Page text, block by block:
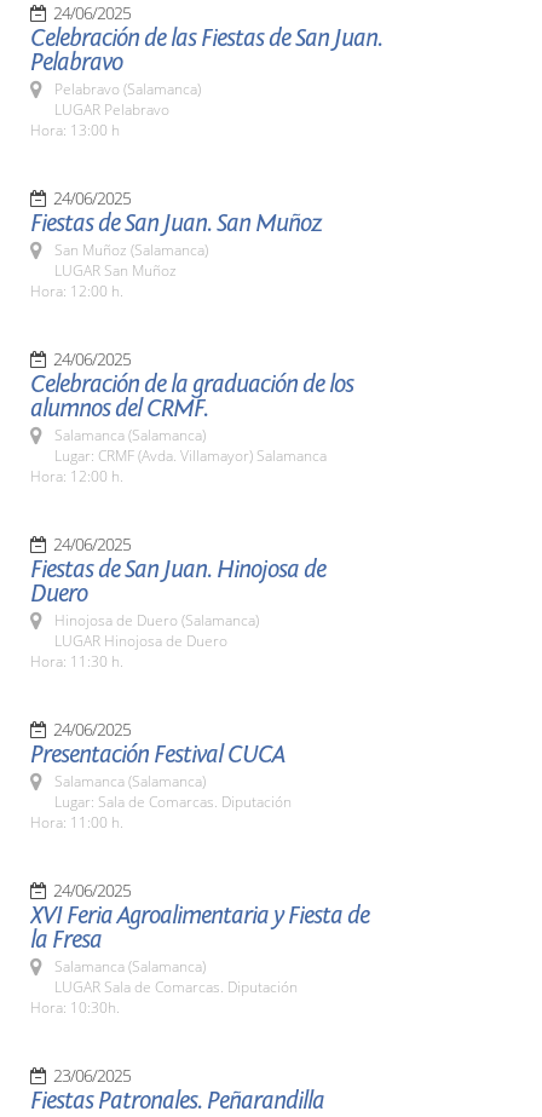
24/06/2025
Celebración de las Fiestas de San Juan.
Pelabravo
Pelabravo (Salamanca)
LUGAR Pelabravo
Hora: 13:00 h
24/06/2025
Fiestas de San Juan. San Muñoz
San Muñoz (Salamanca)
LUGAR San Muñoz
Hora: 12:00 h.
24/06/2025
Celebración de la graduación de los
alumnos del CRMF.
Salamanca (Salamanca)
Lugar: CRMF (Avda. Villamayor) Salamanca
Hora: 12:00 h.
24/06/2025
Fiestas de San Juan. Hinojosa de
Duero
Hinojosa de Duero (Salamanca)
LUGAR Hinojosa de Duero
Hora: 11:30 h.
24/06/2025
Presentación Festival CUCA
Salamanca (Salamanca)
Lugar: Sala de Comarcas. Diputación
Hora: 11:00 h.
24/06/2025
XVI Feria Agroalimentaria y Fiesta de
la Fresa
Salamanca (Salamanca)
LUGAR Sala de Comarcas. Diputación
Hora: 10:30h.
23/06/2025
Fiestas Patronales. Peñarandilla